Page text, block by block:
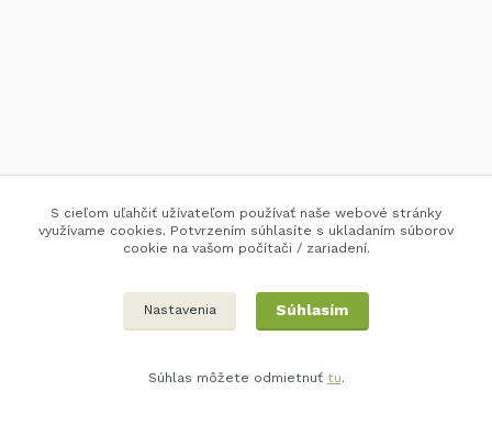
S cieľom uľahčiť užívateľom používať naše webové stránky
využívame cookies. Potvrzením súhlasíte s ukladaním súborov
cookie na vašom počítači / zariadení.
Nastavenia Súhlasím
Súhlas môžete odmietnuť tu.